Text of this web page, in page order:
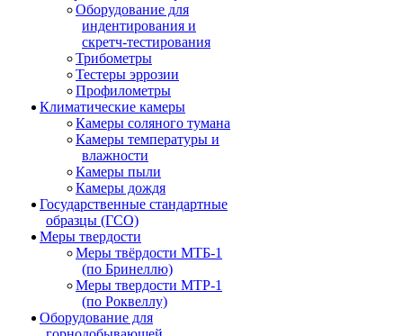
Оборудование для
индентирования и
скретч-тестирования
Трибометры
Тестеры эррозии
Профилометры
Климатические камеры
Камеры соляного тумана
Камеры температуры и
влажности
Камеры пыли
Камеры дождя
Государственные стандартные
образцы (ГСО)
Меры твердости
Меры твёрдости МТБ-1
(по Бринеллю)
Меры твердости МТР-1
(по Роквеллу)
Оборудование для